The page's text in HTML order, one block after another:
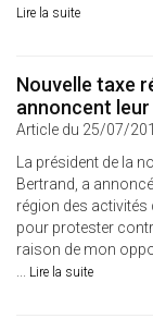
Lire la suite
Nouvelle taxe
annoncent
Article du 25/07/
La président de la
Bertrand, a
région des activités
pour protester
raison de mon
... Lire la suite